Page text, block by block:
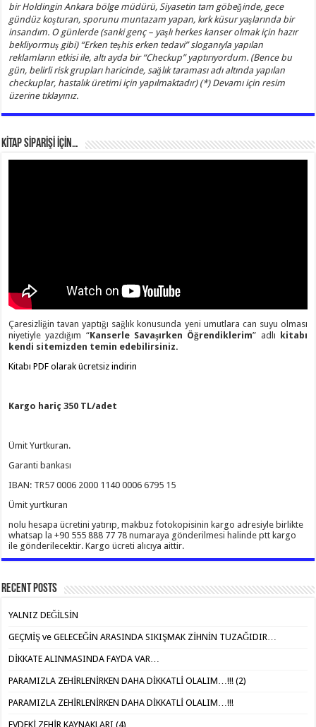
bir Holdingin Ankara bölge müdürü, Siyasetin tam göbeğinde, gece
gündüz koşturan, sporunu muntazam yapan, kırk küsur yaşlarında bir
insandım. O günlerde (sanki genç – yaşlı herkes kanser olmak için hazır
bekliyormuş gibi) “Erken teşhis erken tedavi” sloganıyla yapılan
reklamların etkisi ile, altı ayda bir “Checkup” yaptırıyordum. (Bence bu
gün, belirli risk grupları haricinde, sağlık taraması adı altında yapılan
checkuplar, hastalık üretimi için yapılmaktadır) (*) Devamı için resim
üzerine tıklayınız.
KİTAP SİPARİŞİ İÇİN…
Çaresizliğin tavan yaptığı sağlık konusunda yeni umutlara can suyu olması
niyetiyle yazdığım “Kanserle Savaşırken Öğrendiklerim” adlı kitabı
kendi sitemizden temin edebilirsiniz.
Kitabı PDF olarak ücretsiz indirin
Kargo hariç 350 TL/adet
Ümit Yurtkuran.
Garanti bankası
IBAN: TR57 0006 2000 1140 0006 6795 15
Ümit yurtkuran
nolu hesapa ücretini yatırıp, makbuz fotokopisinin kargo adresiyle birlikte
whatsap la +90 555 888 77 78 numaraya gönderilmesi halinde ptt kargo
ile gönderilecektir. Kargo ücreti alıcıya aittir.
Recent Posts
YALNIZ DEĞİLSİN
GEÇMİŞ ve GELECEĞİN ARASINDA SIKIŞMAK ZİHNİN TUZAĞIDIR…
DİKKATE ALINMASINDA FAYDA VAR…
PARAMIZLA ZEHİRLENİRKEN DAHA DİKKATLİ OLALIM…!!! (2)
PARAMIZLA ZEHİRLENİRKEN DAHA DİKKATLİ OLALIM…!!!
EVDEKİ ZEHİR KAYNAKLARI (4)